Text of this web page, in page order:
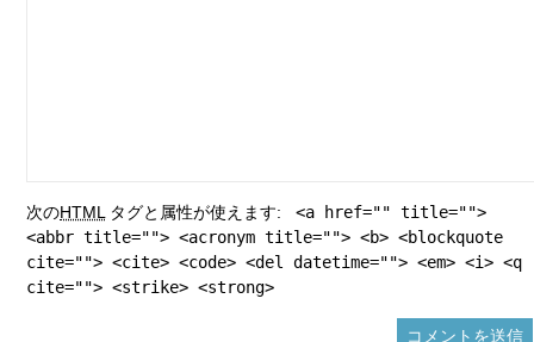
次のHTML タグと属性が使えます:
<a href="" title="">
<abbr title=""> <acronym title=""> <b> <blockquote
cite=""> <cite> <code> <del datetime=""> <em> <i> <q
cite=""> <strike> <strong>